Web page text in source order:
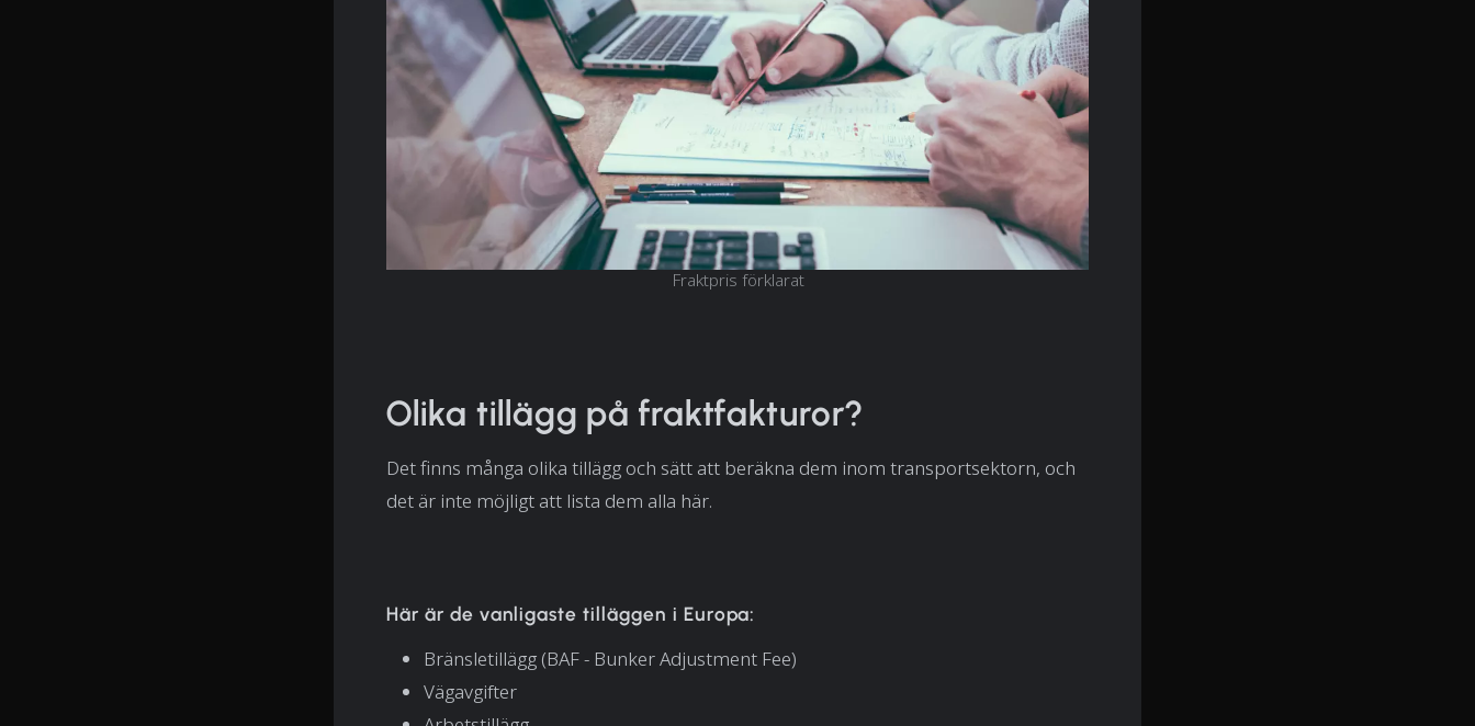
Fraktpris förklarat
Olika tillägg på fraktfakturor?
Det finns många olika tillägg och sätt att beräkna dem inom transportsektorn, och
det är inte möjligt att lista dem alla här.
Här är de vanligaste tilläggen i Europa:
Bränsletillägg (BAF - Bunker Adjustment Fee)
Vägavgifter